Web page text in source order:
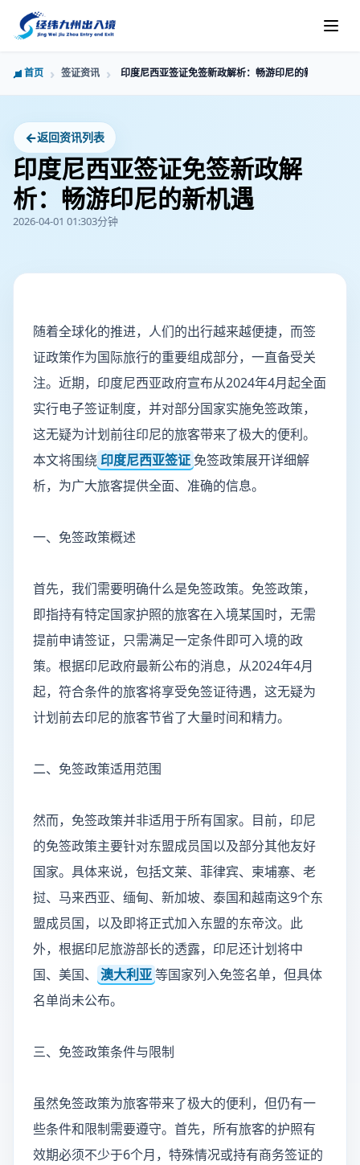
首页 签证资讯 印度尼西亚签证免签新政解析：畅游印尼的新机遇
←返回资讯列表
印度尼西亚签证免签新政解
析：畅游印尼的新机遇
2026-04-01 01:303分钟
随着全球化的推进，人们的出行越来越便捷，而签
证政策作为国际旅行的重要组成部分，一直备受关
注。近期，印度尼西亚政府宣布从2024年4月起全面
实行电子签证制度，并对部分国家实施免签政策，
这无疑为计划前往印尼的旅客带来了极大的便利。
本文将围绕 印度尼西亚签证 免签政策展开详细解
析，为广大旅客提供全面、准确的信息。
一、免签政策概述
首先，我们需要明确什么是免签政策。免签政策，
即指持有特定国家护照的旅客在入境某国时，无需
提前申请签证，只需满足一定条件即可入境的政
策。根据印尼政府最新公布的消息，从2024年4月
起，符合条件的旅客将享受免签证待遇，这无疑为
计划前去印尼的旅客节省了大量时间和精力。
二、免签政策适用范围
然而，免签政策并非适用于所有国家。目前，印尼
的免签政策主要针对东盟成员国以及部分其他友好
国家。具体来说，包括文莱、菲律宾、柬埔寨、老
挝、马来西亚、缅甸、新加坡、泰国和越南这9个东
盟成员国，以及即将正式加入东盟的东帝汶。此
外，根据印尼旅游部长的透露，印尼还计划将中
国、美国、
澳大利亚等国家列入免签名单，但具体
名单尚未公布。
三、免签政策条件与限制
虽然免签政策为旅客带来了极大的便利，但仍有一
些条件和限制需要遵守。首先，所有旅客的护照有
效期必须不少于6个月，特殊情况或持有商务签证的